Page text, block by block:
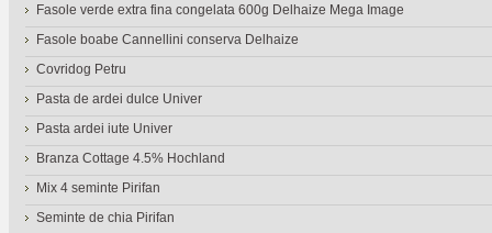
Fasole verde extra fina congelata 600g Delhaize Mega Image
Fasole boabe Cannellini conserva Delhaize
Covridog Petru
Pasta de ardei dulce Univer
Pasta ardei iute Univer
Branza Cottage 4.5% Hochland
Mix 4 seminte Pirifan
Seminte de chia Pirifan